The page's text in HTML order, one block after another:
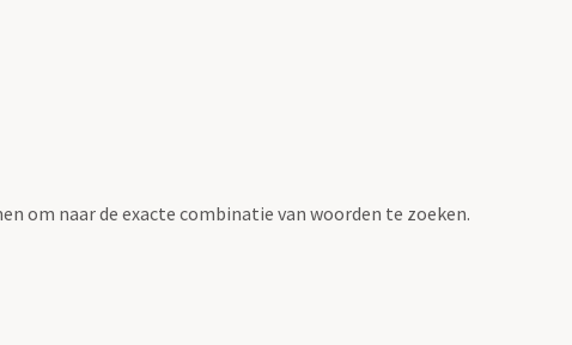
om naar de exacte combinatie van woorden te zoeken.